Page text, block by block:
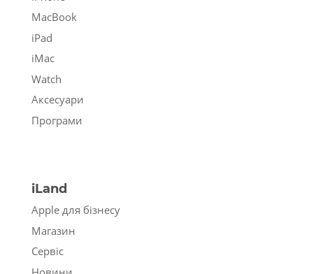
MacBook
iPad
iMac
Watch
Аксесуари
Програми
iLand
Apple для бізнесу
Магазин
Сервіс